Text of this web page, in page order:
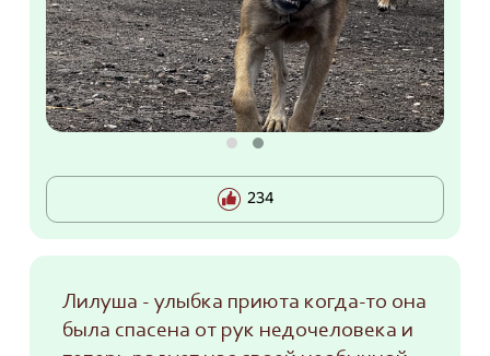
234
Лилуша - улыбка приюта когда-то она
была спасена от рук недочеловека и